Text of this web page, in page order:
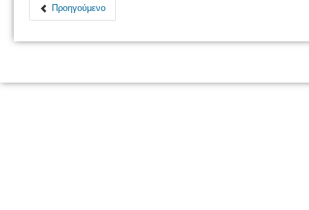
Προηγούμενο